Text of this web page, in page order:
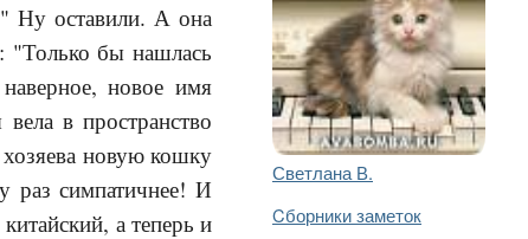
Ну оставили. А она
бы нашлась
новое имя
в пространство
новую кошку
раз симпатичнее! И
а теперь и
Светлана В.
Cборники заметок